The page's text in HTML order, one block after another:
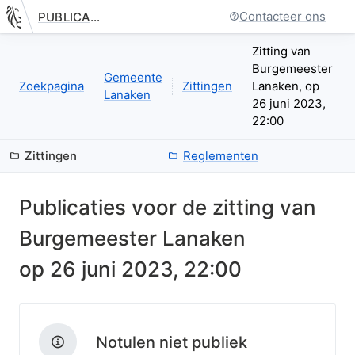
Nieuwe pagina: bestuurseenheid.zittingen.zitting.index
PUBLICATIE.GELINKT-NOTULEREN.VLAANDEREN.BE Contacteer ons
Zoekpagina
Gemeente
Lanaken
Zittingen
Zitting van
Burgemeester
Lanaken, op
26 juni 2023,
22:00
Zittingen Reglementen
Publicaties voor de zitting van
Burgemeester Lanaken
op 26 juni 2023, 22:00
Notulen niet publiek